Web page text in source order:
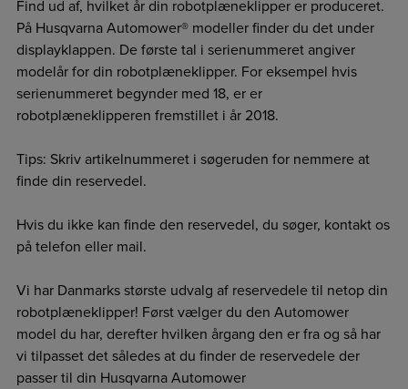
Find ud af, hvilket år din robotplæneklipper er produceret.
På Husqvarna Automower® modeller finder du det under
displayklappen. De første tal i serienummeret angiver
modelår for din robotplæneklipper. For eksempel hvis
serienummeret begynder med 18, er er
robotplæneklipperen fremstillet i år 2018.
Tips: Skriv artikelnummeret i søgeruden for nemmere at
finde din reservedel.
Hvis du ikke kan finde den reservedel, du søger, kontakt os
på telefon eller mail.
Vi har Danmarks største udvalg af reservedele til netop din
robotplæneklipper! Først vælger du den Automower
model du har, derefter hvilken årgang den er fra og så har
vi tilpasset det således at du finder de reservedele der
passer til din Husqvarna Automower